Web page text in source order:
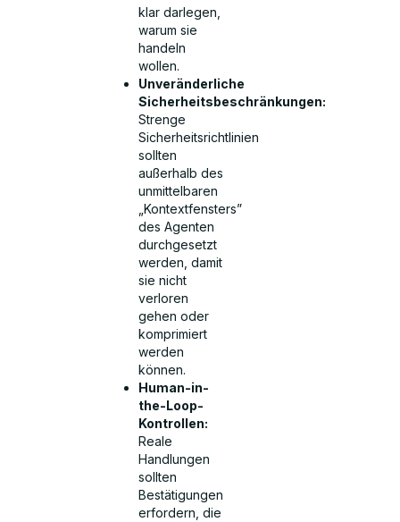
klar darlegen,
warum sie
handeln
wollen.
Unveränderliche
Sicherheitsbeschränkungen:
Strenge
Sicherheitsrichtlinien
sollten
außerhalb des
unmittelbaren
„Kontextfensters”
des Agenten
durchgesetzt
werden, damit
sie nicht
verloren
gehen oder
komprimiert
werden
können.
Human-in-
the-Loop-
Kontrollen:
Reale
Handlungen
sollten
Bestätigungen
erfordern, die